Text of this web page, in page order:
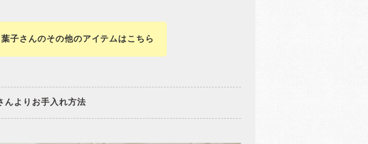
子さんのその他のアイテムはこちら
んよりお手入れ方法